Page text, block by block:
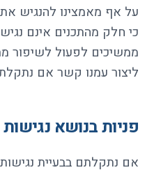
על אף מאמצינו להנגיש
כי חלק מהתכנים אינם
ממשיכים לפעול לשיפור
ליצור עמנו קשר אם
פניות בנושא נגישות
אם נתקלתם בבעיית